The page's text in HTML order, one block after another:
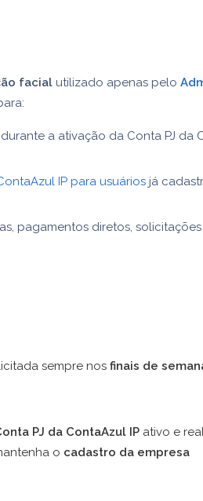
facial utilizado apenas pelo
durante a ativação da Conta PJ da
IP para usuários já
pagamentos diretos,
sempre nos finais de
PJ da ContaAzul IP ativo e
o cadastro da empresa